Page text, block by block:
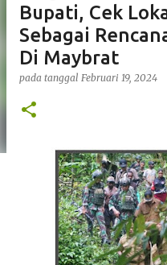
Bupati, Cek
Sebagai
Di Maybrat
pada tanggal Februari 19, 2024